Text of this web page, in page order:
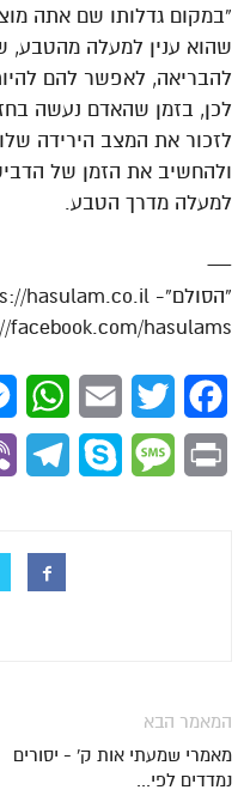
“במקום גדלותו שם אתה
שהוא ענין למעלה מהטבע,
להבריאה, לאפשר להם
לכן, בזמן שהאדם נעשה
לזכור את המצב הירידה
ולהחשיב את הזמן של
למעלה מדרך הטבע.
—
facebook.com/hasulams
Facebook
Twitter
Email
Print
Message
Skype
המאמר הבא
מאמרי שמעתי אות ק' - יסורים
נמדדים לפי...